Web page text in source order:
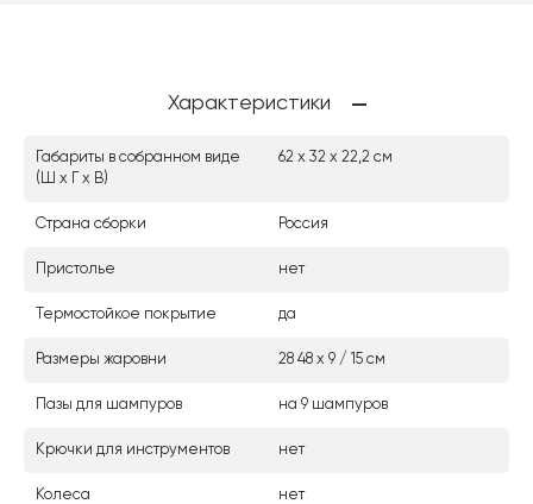
Характеристики
Габариты в собранном виде
(Ш х Г х В)
62 х 32 х 22,2 см
Страна сборки Россия
Пристолье нет
Термостойкое покрытие да
Размеры жаровни 28 48 х 9 / 15 см
Пазы для шампуров на 9 шампуров
Крючки для инструментов нет
Колеса нет